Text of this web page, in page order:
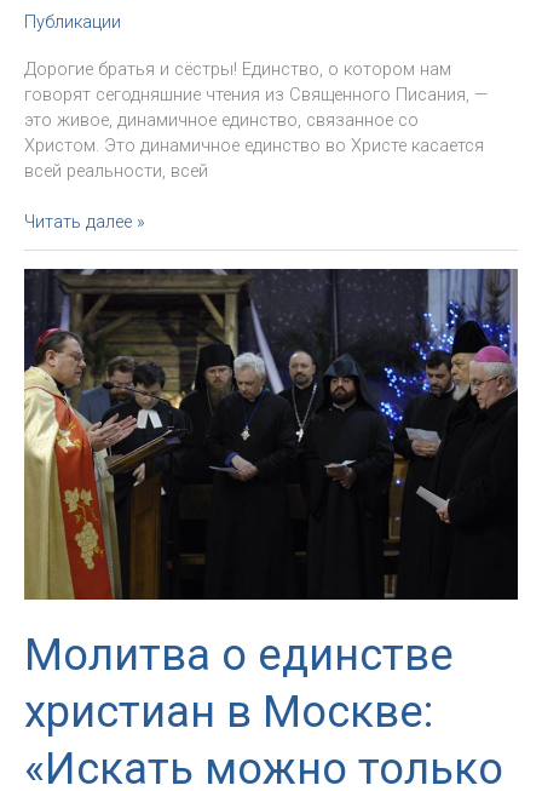
Публикации
Дорогие братья и сёстры! Единство, о котором нам
говорят сегодняшние чтения из Священного Писания, —
это живое, динамичное единство, связанное со
Христом. Это динамичное единство во Христе касается
всей реальности, всей
Проповедь
архиепископа
Павла
богослужении
единстве
христиан
в
Москве,
января
2019
Читать далее »
Молитва о единстве
христиан в Москве:
«Искать можно только